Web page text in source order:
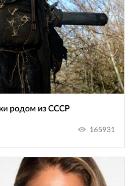
родом из СССР
165931